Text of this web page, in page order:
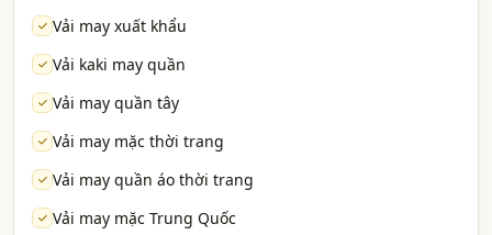
Vải may xuất khẩu
Vải kaki may quần
Vải may quần tây
Vải may mặc thời trang
Vải may quần áo thời trang
Vải may mặc Trung Quốc